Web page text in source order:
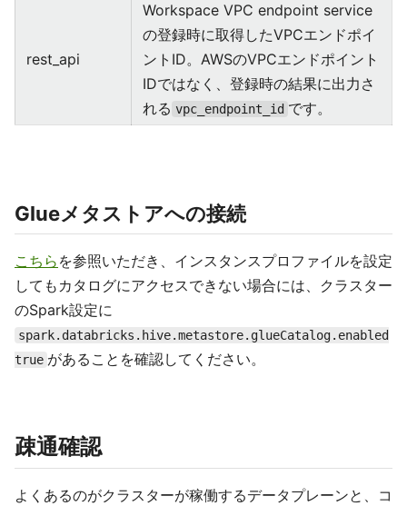
rest_api
Workspace VPC endpoint service
の登録時に取得したVPCエンドポイ
ントID。AWSのVPCエンドポイント
IDではなく、登録時の結果に出力さ
れる vpc_endpoint_id です。
Glueメタストアへの接続
こちら を参照いただき、インスタンスプロファイルを設定
してもカタログにアクセスできない場合には、クラスター
のSpark設定に
spark.databricks.hive.metastore.glueCatalog.enabled
true があることを確認してください。
疎通確認
よくあるのがクラスターが稼働するデータプレーンと、コ